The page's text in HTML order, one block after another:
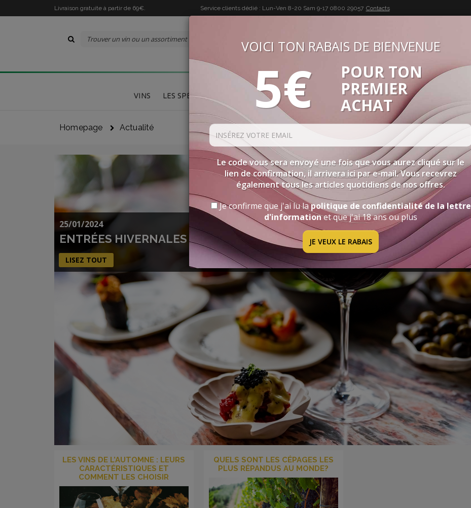
Livraison gratuite à partir de 69€. Service clients dédié : Lun-Ven 8-20 Sam 9-170800 29057 Contacts
BUON VINO, BUONA VITA
VINS LES SPÉCIALITÉS SÉLECTIONS SPIRITUEUX ACCESSOIRES PROMOTIONS
Homepage Actualité
25/01/2024
ENTRÉES HIVERNALES : IDÉES DE RECETTES ET ACCORDS AVEC LES VINS
LISEZ TOUT
LES VINS DE L’AUTOMNE : LEURS
CARACTÉRISTIQUES ET
COMMENT LES CHOISIR
QUELS SONT LES CÉPAGES LES
PLUS RÉPANDUS AU MONDE?
VOICI TON RABAIS DE BIENVENUE
5€
POUR TON
PREMIER
ACHAT
Le code vous sera envoyé une fois que vous aurez cliqué sur le
lien de confirmation, il arrivera ici par e-mail. Vous recevrez
également tous les articles quotidiens de nos offres.
Je confirme que j'ai lu lapolitique de confidentialité de la lettre
d'informationet que j'ai 18 ans ou plus
JE VEUX LE RABAIS